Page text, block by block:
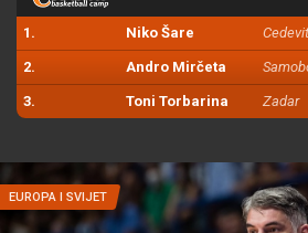
1. Niko Šare
2. Andro Mirčeta
3. Toni Torbarina Zadar
EUROPA I SVIJET